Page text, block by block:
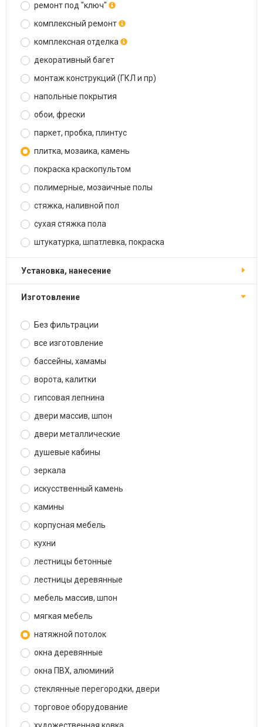
ремонт под "ключ"
комплексный ремонт
комплексная отделка
декоративный багет
монтаж конструкций (ГКЛ и пр)
напольные покрытия
обои, фрески
паркет, пробка, плинтус
плитка, мозаика, камень
покраска краскопультом
полимерные, мозаичные полы
стяжка, наливной пол
сухая стяжка пола
штукатурка, шпатлевка, покраска
установка, нанесение
изготовление
Без фильтрации
все изготовление
бассейны, хамамы
ворота, калитки
гипсовая лепнина
двери массив, шпон
двери металлические
душевые кабины
зеркала
искусственный камень
камины
корпусная мебель
кухни
лестницы бетонные
лестницы деревянные
мебель массив, шпон
мягкая мебель
натяжной потолок
окна деревянные
окна ПВХ, алюминий
стеклянные перегородки, двери
торговое оборудование